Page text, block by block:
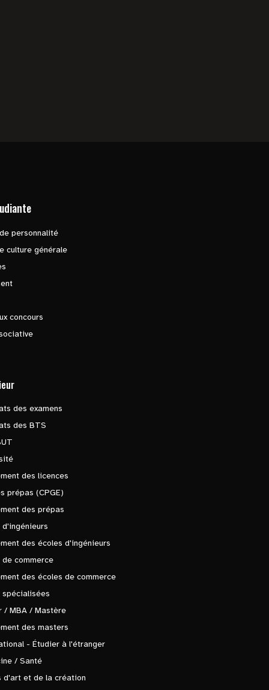
personnalité
culture générale
concours
des examens
des BTS
des licences
prépas (CPGE)
des prépas
d'ingénieurs
des écoles d'ingénieurs
de commerce
des écoles de commerce
spécialisées
/ MBA / Mastère
des masters
- Étudier à l'étranger
/ Santé
d'art et de la création